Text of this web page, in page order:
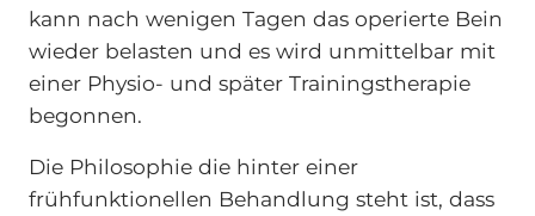
kann nach wenigen Tagen das operierte Bein
wieder belasten und es wird unmittelbar mit
einer Physio- und später Trainingstherapie
begonnen.
Die Philosophie die hinter einer
frühfunktionellen Behandlung steht ist, dass